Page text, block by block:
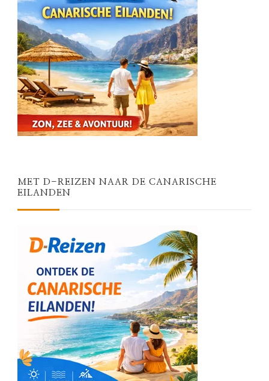
MET D-REIZEN NAAR DE CANARISCHE
EILANDEN